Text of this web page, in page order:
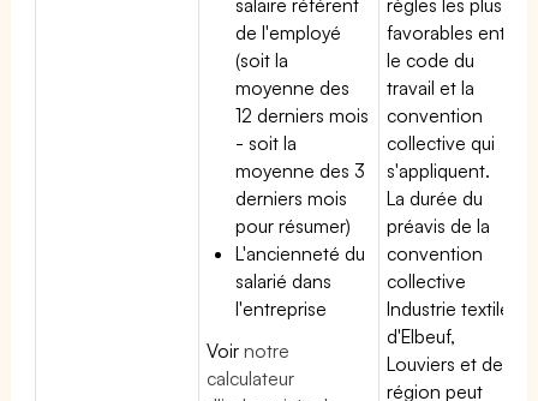
de l'employé
(soit la
moyenne des
12 derniers mois
- soit la
moyenne des 3
derniers mois
pour résumer)
L'ancienneté du
salarié dans
l'entreprise
Voirnotre
calculateur
favorables entre
le code du
travail et la
convention
collective qui
s'appliquent.
La durée du
préavis de la
convention
collective
Industrie textile
d'Elbeuf,
Louviers et de la
région peut